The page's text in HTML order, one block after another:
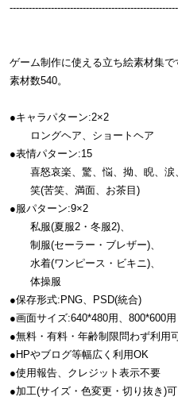
ゲーム制作に使える立ち絵素材集で
素材数540。
●キャラパターン:2×2
ロングヘア、ショートヘア
●表情パターン:15
喜怒哀楽、驚、悩、拗、睨、涙
笑(苦笑、満面、お茶目)
●服パターン:9×2
私服(夏服2・冬服2)、
制服(セーラー・ブレザー)、
水着(ワンピース・ビキニ)、
体操服
●保存形式:PNG、PSD(統合)
●画面サイズ:640*480用、800*600用
●無料・有料・年齢制限問わず利用
●HPやブログ等幅広く利用OK
●使用報告、クレジット表示不要
●加工(サイズ・色変更・切り抜き)可